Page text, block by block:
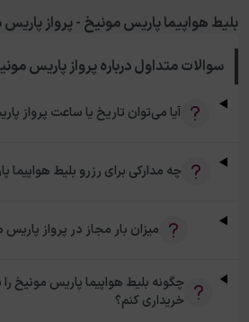
بلیط هواپیما پاریس مونیخ - پرواز
سوالات متداول دربارهپرواز پاریس
آیا می‌توان تاریخ یا ساعت پرواز
چه مدارکی برای رزرو بلیط
میزان بار مجاز در پرواز
چگونه بلیط هواپیما پاریس مونیخ
خریداری کنم؟